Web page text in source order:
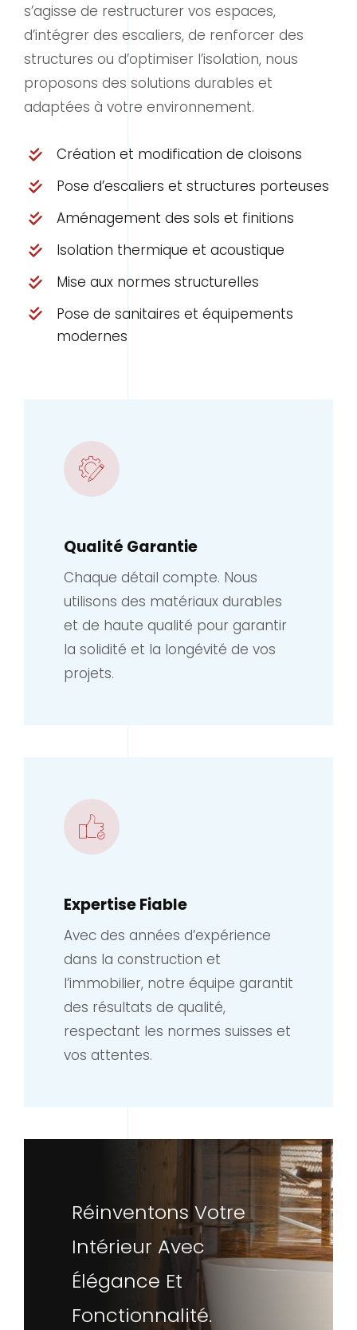
s’agisse de restructurer vos espaces,
d’intégrer des escaliers, de renforcer des
structures ou d’optimiser l’isolation, nous
proposons des solutions durables et
adaptées à votre environnement.
Création et modification de cloisons
Pose d’escaliers et structures porteuses
Aménagement des sols et finitions
Isolation thermique et acoustique
Mise aux normes structurelles
Pose de sanitaires et équipements
modernes
Qualité Garantie
Chaque détail compte. Nous
utilisons des matériaux durables
et de haute qualité pour garantir
la solidité et la longévité de vos
projets.
Expertise Fiable
Avec des années d’expérience
dans la construction et
l’immobilier, notre équipe garantit
des résultats de qualité,
respectant les normes suisses et
vos attentes.
Réinventons Votre
Intérieur Avec
Élégance Et
Fonctionnalité.